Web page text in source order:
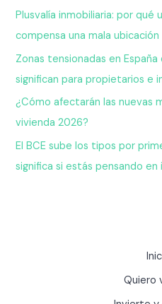
Plusvalía inmobiliaria: por qué
compensa una mala ubicación
Zonas tensionadas en
significan para propietarios e
¿Cómo afectarán las nuevas
vivienda 2026?
El BCE sube los tipos por
significa si estás pensando
Quiero